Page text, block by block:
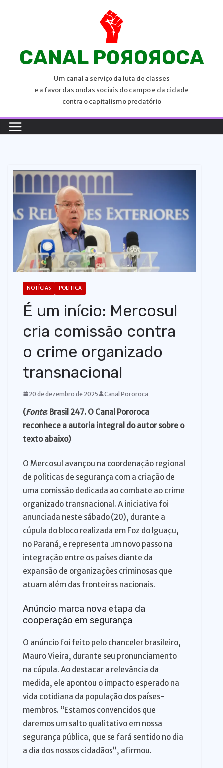
CANAL POЯOЯOCA
Um canal a serviço da luta de classes
e a favor das ondas sociais do campo e da cidade
contra o capitalismo predatório
NOTÍCIAS POLITICA
É um início: Mercosul
cria comissão contra
o crime organizado
transnacional
20 de dezembro de 2025 Canal Pororoca
(Fonte: Brasil 247. O Canal Pororoca
reconhece a autoria integral do autor sobre o
texto abaixo)
O Mercosul avançou na coordenação regional
de políticas de segurança com a criação de
uma comissão dedicada ao combate ao crime
organizado transnacional. A iniciativa foi
anunciada neste sábado (20), durante a
cúpula do bloco realizada em Foz do Iguaçu,
no Paraná, e representa um novo passo na
integração entre os países diante da
expansão de organizações criminosas que
atuam além das fronteiras nacionais.
Anúncio marca nova etapa da
cooperação em segurança
O anúncio foi feito pelo chanceler brasileiro,
Mauro Vieira, durante seu pronunciamento
na cúpula. Ao destacar a relevância da
medida, ele apontou o impacto esperado na
vida cotidiana da população dos países-
membros. “Estamos convencidos que
daremos um salto qualitativo em nossa
segurança pública, que se fará sentido no dia
a dia dos nossos cidadãos”, afirmou.